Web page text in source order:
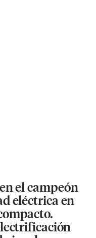
el campeón
eléctrica en